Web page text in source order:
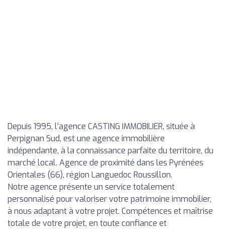
Depuis 1995, l’agence CASTING IMMOBILIER, située à
Perpignan Sud, est une agence immobilière
indépendante, à la connaissance parfaite du territoire, du
marché local. Agence de proximité dans les Pyrénées
Orientales (66), région Languedoc Roussillon.
Notre agence présente un service totalement
personnalisé pour valoriser votre patrimoine immobilier,
à nous adaptant à votre projet. Compétences et maîtrise
totale de votre projet, en toute confiance et